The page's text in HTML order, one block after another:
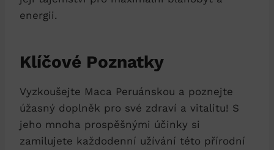
energii.
Klíčové Poznatky
Vyzkoušejte Maca Peruánskou a poznejte
úžasný doplněk pro své zdraví a vitalitu! S
jeho mnoha prospěšnými účinky si
zamilujete každodenní užívání této přírodní